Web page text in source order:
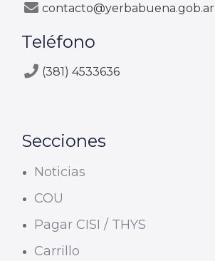
contacto@yerbabuena.gob.ar
Teléfono
(381) 4533636
Secciones
Noticias
COU
Pagar CISI / THYS
Carrillo